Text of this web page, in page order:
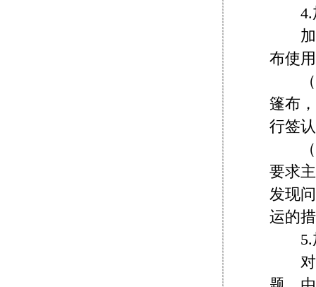
4.加
加强
布使
（1
篷布
行签
（2
要求
发现
运的
5.加
对特